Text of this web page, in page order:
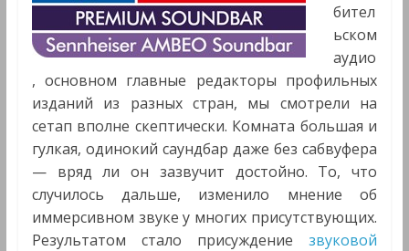
бител
ьском
аудио
, основном главные редакторы профильных
изданий из разных стран, мы смотрели на
сетап вполне скептически. Комната большая и
гулкая, одинокий саундбар даже без сабвуфера
— вряд ли он зазвучит достойно. То, что
случилось дальше, изменило мнение об
иммерсивном звуке у многих присутствующих.
Результатом стало присуждениезвуковой